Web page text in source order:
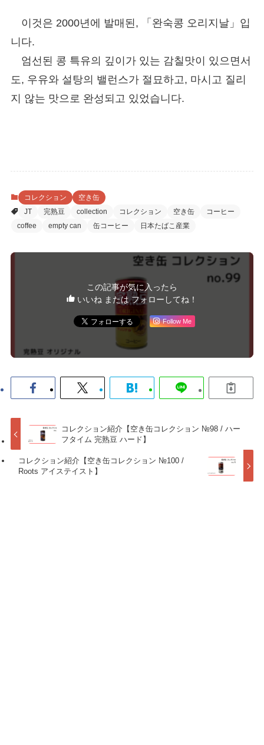
이것은 2000년에 발매된, 「완숙콩 오리지날」입
니다.
엄선된 콩 특유의 깊이가 있는 감칠맛이 있으면서
도, 우유와 설탕의 밸런스가 절묘하고, 마시고 질리
지 않는 맛으로 완성되고 있었습니다.
コレクション
空き缶
JT
完熟豆 collection コレクション 空き缶
コーヒー
coffee
empty can 缶コーヒー 日本たばこ産業
この記事が気に入ったら
いいね または フォローしてね！
Follow Me
コレクション紹介【空き缶コレクション №98 / ハー
フタイム 完熟豆 ハード】
コレクション紹介【空き缶コレクション №100 /
Roots アイステイスト】